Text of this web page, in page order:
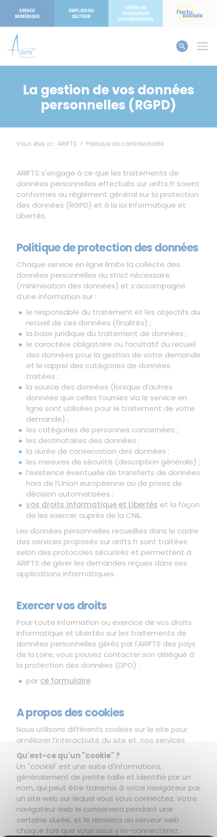
ESPACE
NUMÉRIQUE
EMPLOIS DU
SECTEUR
CENTRE DE
RESSOURCES
DOCUMENTAIRES
La gestion de vos données
personnelles (RGPD)
Vous êtes ici : ARIFTS > Politique de confidentialité
ARIFTS s'engage à ce que les traitements de
données personnelles effectués sur arifts.fr soient
conformes au règlement général sur la protection
des données (RGPD) et à la loi Informatique et
Libertés.
Politique de protection des données
Chaque service en ligne limite la collecte des
données personnelles au strict nécessaire
(minimisation des données) et s’accompagne
d’une information sur :
le responsable du traitement et les objectifs du
recueil de ces données (finalités) ;
la base juridique du traitement de données ;
le caractère obligatoire ou facultatif du recueil
des données pour la gestion de votre demande
et le rappel des catégories de données
traitées ;
la source des données (lorsque d’autres
données que celles fournies via le service en
ligne sont utilisées pour le traitement de votre
demande) ;
les catégories de personnes concernées ;
les destinataires des données ;
la durée de conservation des données ;
les mesures de sécurité (description générale) ;
l’existence éventuelle de transferts de données
hors de l’Union européenne ou de prises de
décision automatisées ;
vos droits Informatique et Libertés et la façon
de les exercer auprès de la CNIL.
Les données personnelles recueillies dans le cadre
des services proposés sur arifts.fr sont traitées
selon des protocoles sécurisés et permettent à
ARIFTS de gérer les demandes reçues dans ses
applications informatiques.
Exercer vos droits
Pour toute information ou exercice de vos droits
Informatique et Libertés sur les traitements de
données personnelles gérés par l'ARIFTS des pays
de la Loire, vous pouvez contacter son délégué à
la protection des données (DPO) :
par ce formulaire
A propos des cookies
Nous utilisons différents cookies sur le site pour
améliorer l’interactivité du site et nos services.
Qu'est-ce qu'un "cookie" ?
Un "cookie" est une suite d'informations,
généralement de petite taille et identifié par un
nom, qui peut être transmis à votre navigateur par
un site web sur lequel vous vous connectez. Votre
navigateur web le conservera pendant une
certaine durée, et le renverra au serveur web
chaque fois que vous vous y re-connecterez.